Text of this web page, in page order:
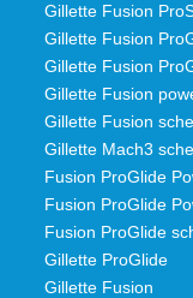
Gillette Fusion
Gillette Fusion
Gillette Fusion
Gillette Fusion
Gillette Fusion
Gillette Mach3
Fusion ProGlide
Fusion ProGlide
Fusion ProGlide
Gillette ProGlide
Gillette Fusion